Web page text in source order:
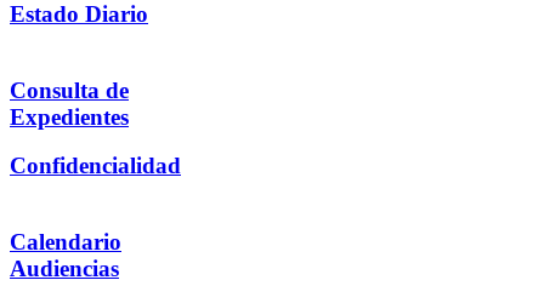
Estado Diario
Consulta de
Expedientes
Confidencialidad
Calendario
Audiencias